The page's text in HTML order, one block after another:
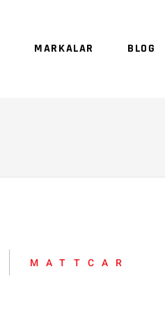
MARKALAR BLOG
MATTCAR